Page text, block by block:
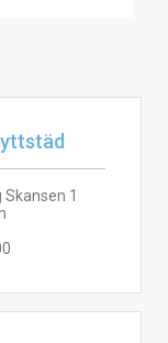
Skansen 1